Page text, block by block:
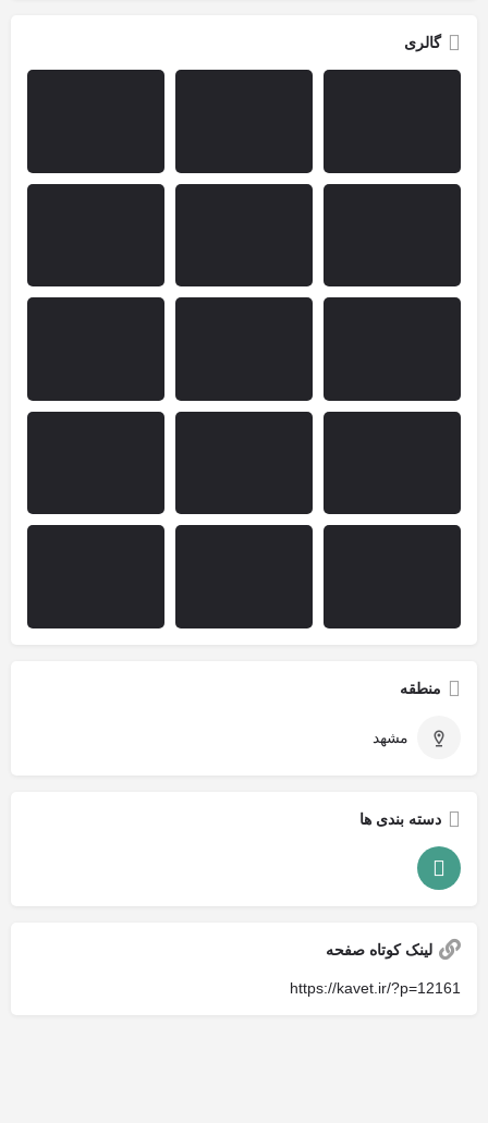
گالری
منطقه
مشهد
دسته بندی ها
لینک کوتاه صفحه
https://kavet.ir/?p=12161